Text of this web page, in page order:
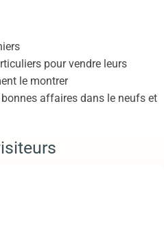
pour vendre leurs
le montrer
affaires dans le neufs et